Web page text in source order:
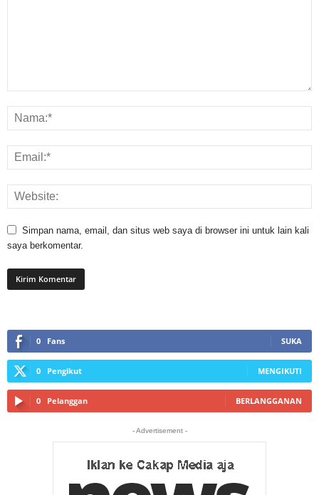
Simpan nama, email, dan situs web saya di browser ini untuk lain kali
saya berkomentar.
0 Fans SUKA
0 Pengikut MENGIKUTI
0 Pelanggan BERLANGGANAN
- Advertisement -